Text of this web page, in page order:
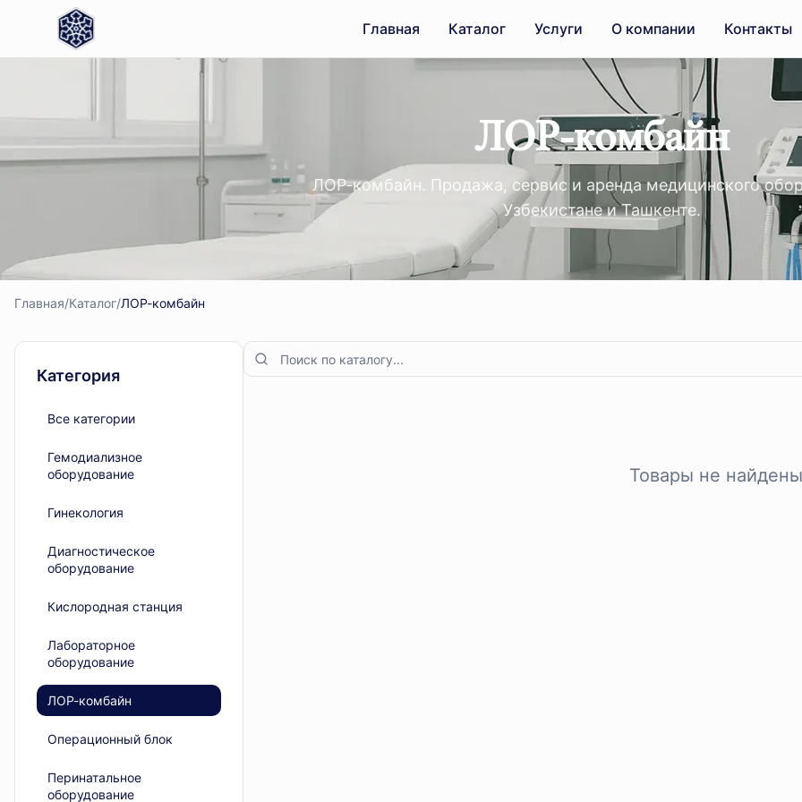
Главная Каталог Услуги О компании Контакты
ЛОР-комбайн
ЛОР-комбайн. Продажа, сервис и аренда медицинского
Узбекистане и Ташкенте.
Главная/Каталог/ЛОР-комбайн
Категория
Все категории
Гемодиализное
оборудование
Гинекология
Диагностическое
оборудование
Кислородная станция
Лабораторное
оборудование
ЛОР-комбайн
Операционный блок
Перинатальное
оборудование
Товары не найдены